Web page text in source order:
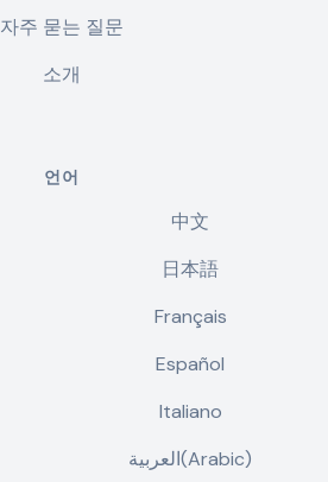
자주 묻는 질문
소개
언어
中文
日本語
Français
Español
Italiano
العربية(Arabic)